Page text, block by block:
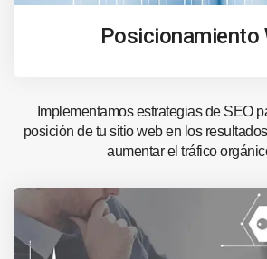
Posicionamiento
Implementamos estrategias de SEO
posición de tu sitio web en los
aumentar el tráfico